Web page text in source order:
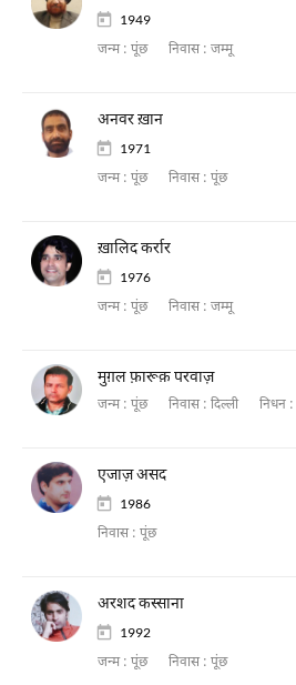
1949
जन्म : पूंछ निवास : जम्मू
अनवर ख़ान
1971
जन्म : पूंछ निवास : पूंछ
ख़ालिद कर्रार
1976
जन्म : पूंछ निवास : जम्मू
मुग़ल फ़ारूक़ परवाज़
जन्म : पूंछ निवास : दिल्ली निधन :
एजाज़ असद
1986
निवास : पूंछ
अरशद कस्साना
1992
जन्म : पूंछ निवास : पूंछ